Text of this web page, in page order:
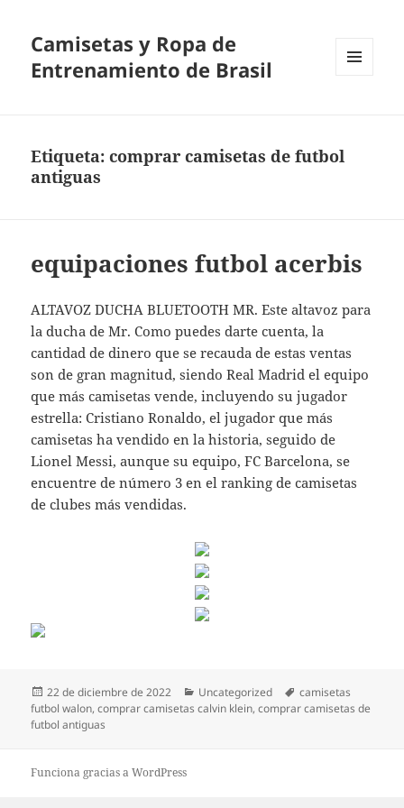
Camisetas y Ropa de
Entrenamiento de Brasil
Etiqueta:comprar camisetas de futbol
antiguas
equipaciones futbol acerbis
ALTAVOZ DUCHA BLUETOOTH MR. Este altavoz para
la ducha de Mr. Como puedes darte cuenta, la
cantidad de dinero que se recauda de estas ventas
son de gran magnitud, siendo Real Madrid el equipo
que más camisetas vende, incluyendo su jugador
estrella: Cristiano Ronaldo, el jugador que más
camisetas ha vendido en la historia, seguido de
Lionel Messi, aunque su equipo, FC Barcelona, se
encuentre de número 3 en el ranking de camisetas
de clubes más vendidas.
Publicado
el
22 de diciembre de 2022 Categorías
Uncategorized Etiquetas
camisetas
futbol walon,comprar camisetas calvin klein,comprar camisetas de
futbol antiguas
Funciona gracias a WordPress